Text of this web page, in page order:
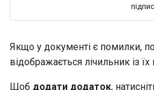
Якщо у документі є помилки,
відображається лічильник із їх
Щоб додати додаток,